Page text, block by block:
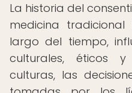
La historia del
medicina
largo del tiempo,
culturales, éticos
culturas, las